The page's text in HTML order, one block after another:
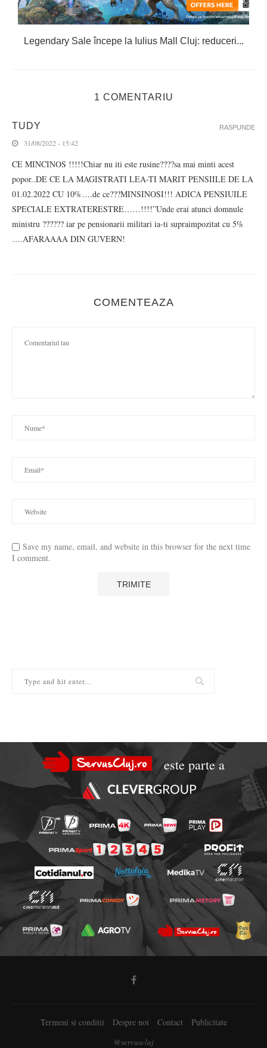
Legendary Sale începe la Iulius Mall Cluj: reduceri...
1 COMENTARIU
TUDY
31/08/2022 - 15:42
CE MINCINOS !!!!!Chiar nu iti este rusine????sa mai minti acest
popor..DE CE LA MAGISTRATI LEA-TI MARIT PENSIILE DE LA
01.02.2022 CU 10%….de ce???MINSINOSI!!! ADICA PENSIUILE
SPECIALE EXTRATERESTRE……!!!!”Unde erai atunci domnule
ministru ?????? iar pe pensionarii militari ia-ti supraimpozitat cu 5%
….AFARAAAA DIN GUVERN!
RASPUNDE
COMENTEAZA
Save my name, email, and website in this browser for the next time
I comment.
este parte a
Termeni si conditii Despre noi Contact Publicitate
@servuscluj